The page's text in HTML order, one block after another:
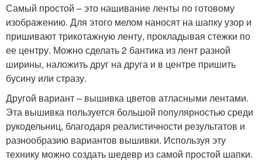
Самый простой – это нашивание ленты по готовому
изображению. Для этого мелом наносят на шапку узор и
пришивают трикотажную ленту, прокладывая стежки по
ее центру. Можно сделать 2 бантика из лент разной
ширины, наложить друг на друга и в центре пришить
бусину или стразу.
Другой вариант – вышивка цветов атласными лентами.
Эта вышивка пользуется большой популярностью среди
рукодельниц, благодаря реалистичности результатов и
разнообразию вариантов вышивки. Используя эту
технику можно создать шедевр из самой простой шапки.